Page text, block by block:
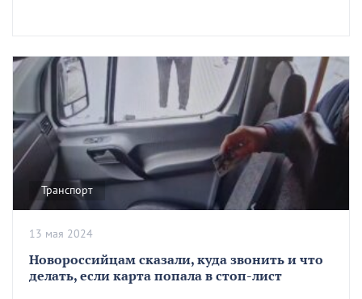
Транспорт
Новороссийцам сказали, куда звонить и что
делать, если карта попала в стоп-лист
13 мая 2024